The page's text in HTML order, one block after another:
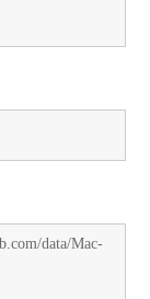
data/Mac-